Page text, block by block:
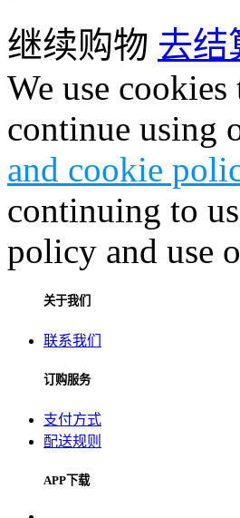
继续购物 去结
We use
continue using
and cookie
continuing to
policy and use
关于我们
联系我们
订购服务
支付方式
配送规则
APP下载